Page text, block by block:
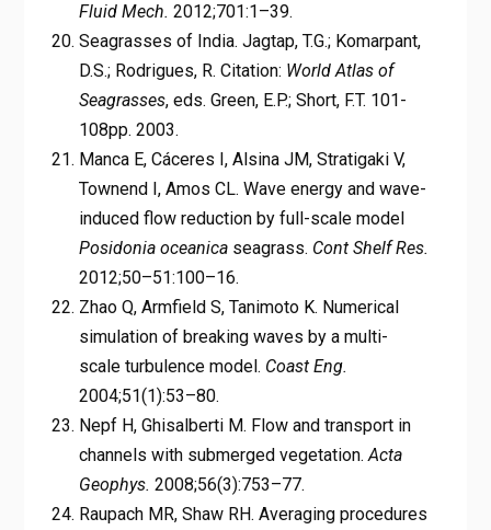
Fluid Mech. 2012;701:1–39.
Seagrasses of India. Jagtap, T.G.; Komarpant,
D.S.; Rodrigues, R. Citation: World Atlas of
Seagrasses, eds. Green, E.P.; Short, F.T. 101-
108pp. 2003.
Manca E, Cáceres I, Alsina JM, Stratigaki V,
Townend I, Amos CL. Wave energy and wave-
induced flow reduction by full-scale model
Posidonia oceanicaseagrass. Cont Shelf Res.
2012;50–51:100–16.
Zhao Q, Armfield S, Tanimoto K. Numerical
simulation of breaking waves by a multi-
scale turbulence model. Coast Eng.
2004;51(1):53–80.
Nepf H, Ghisalberti M. Flow and transport in
channels with submerged vegetation.Acta
Geophys. 2008;56(3):753–77.
Raupach MR, Shaw RH. Averaging procedures